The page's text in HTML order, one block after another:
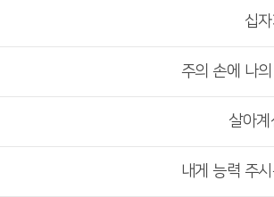
십
주의 손에 나
살아계
내게 능력 주